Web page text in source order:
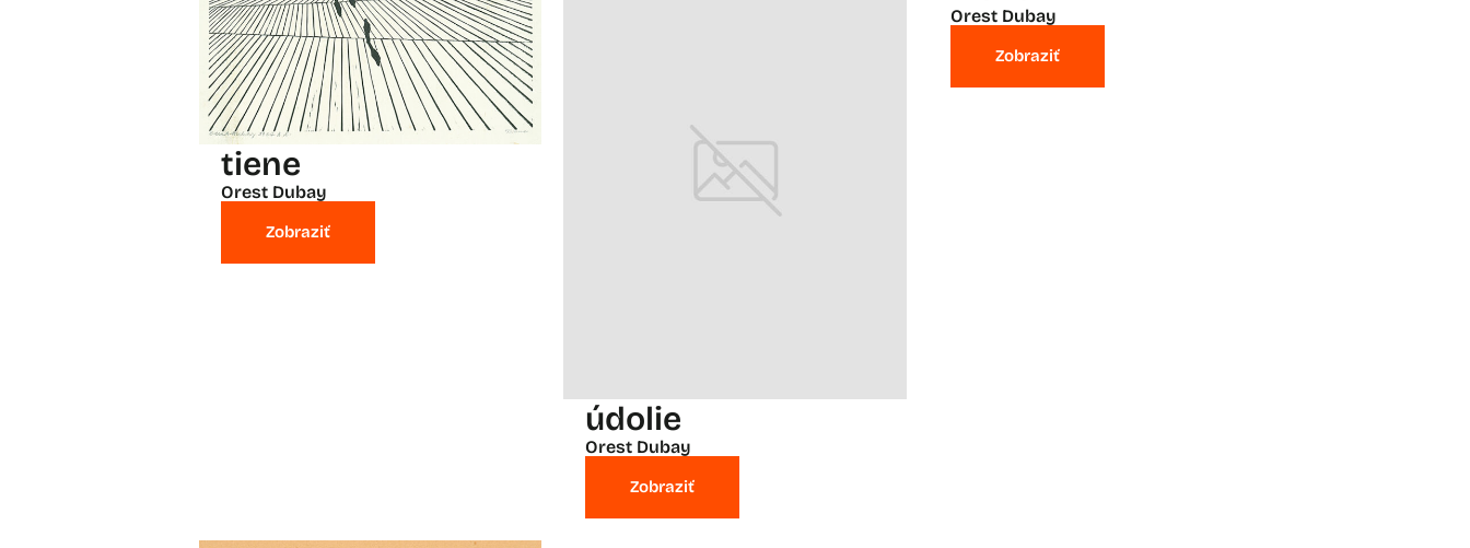
tiene
Orest Dubay
Zobraziť
údolie
Orest Dubay
Zobraziť
Orest Dubay
Zobraziť